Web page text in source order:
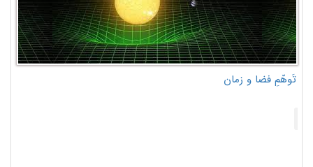
تَوهّمِ فضا و زمان